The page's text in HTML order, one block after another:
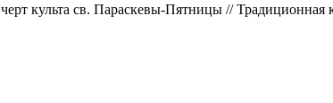
культа св. Параскевы-Пятницы // Традиционная